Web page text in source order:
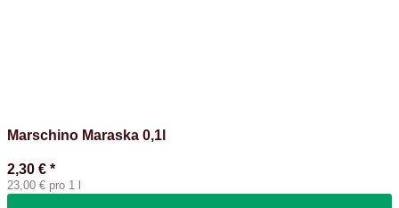
Marschino Maraska 0,1l
2,30 € *
23,00 € pro 1 l